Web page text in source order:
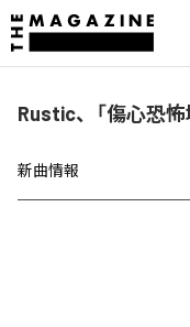
Rustic、「傷心恐
新曲情報